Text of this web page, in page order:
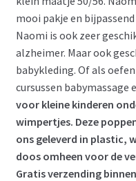
mooi pakje en
Naomi is ook zeer
alzheimer. Maar ook
babykleding. Of als
cursussen babymassage
voor kleine kinderen
wimpertjes. Deze
ons geleverd in plastic,
doos omheen voor de
Gratis verzending